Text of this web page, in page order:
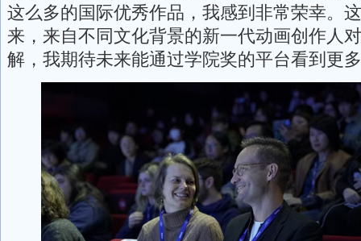
这么多的国际优秀作品，我感到非常荣幸。
来，来自不同文化背景的新一代动画创作人
解，我期待未来能通过学院奖的平台看到更